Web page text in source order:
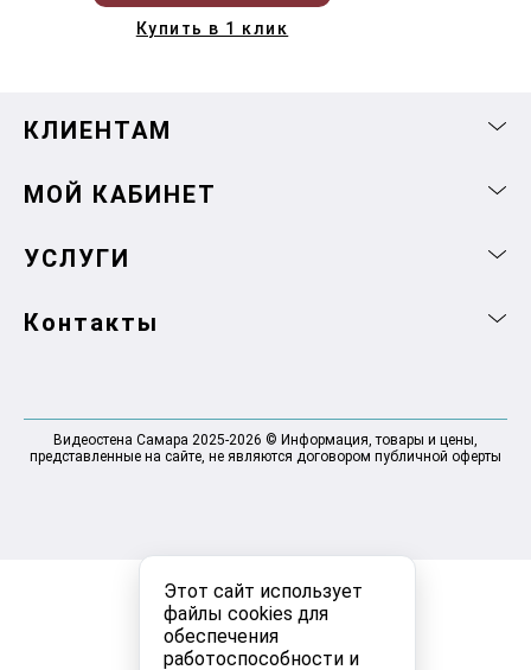
Этот сайт использует
файлы cookies для
обеспечения
работоспособности и
Купить в 1 клик
КЛИЕНТАМ
МОЙ КАБИНЕТ
УСЛУГИ
Контакты
Видеостена Самара 2025-2026 © Информация, товары и цены,
представленные на сайте, не являются договором публичной оферты